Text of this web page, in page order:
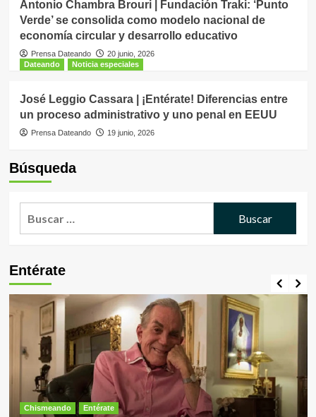
Antonio Chambra Brouri | Fundación Traki: ‘Punto
Verde’ se consolida como modelo nacional de
economía circular y desarrollo educativo
Prensa Dateando
20 junio, 2026
Dateando
Noticia especiales
José Leggio Cassara | ¡Entérate! Diferencias entre
un proceso administrativo y uno penal en EEUU
Prensa Dateando 19 junio, 2026
Búsqueda
Entérate
Chismeando Entérate